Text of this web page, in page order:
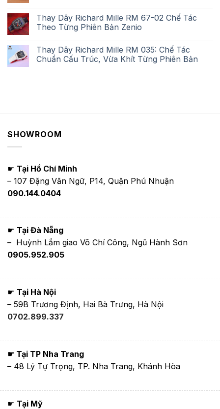
Thay Dây Richard Mille RM 67-02 Chế Tác
Theo Từng Phiên Bản Zenio
Thay Dây Richard Mille RM 035: Chế Tác
Chuẩn Cấu Trúc, Vừa Khít Từng Phiên Bản
SHOWROOM
☛ Tại Hồ Chí Minh
– 107 Đặng Văn Ngữ, P14, Quận Phú Nhuận
090.144.0404
☛ Tại Đà Nẵng
– Huỳnh Lắm giao Võ Chí Công, Ngũ Hành Sơn
0905.952.905
☛ Tại Hà Nội
– 59B Trương Định, Hai Bà Trưng, Hà Nội
0702.899.337
☛ Tại TP Nha Trang
– 48 Lý Tự Trọng, TP. Nha Trang, Khánh Hòa
☛ Tại Mỹ